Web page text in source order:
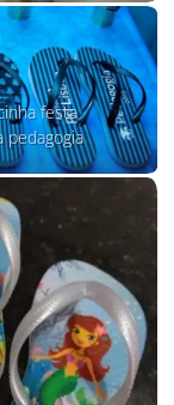
festa
pedagogia